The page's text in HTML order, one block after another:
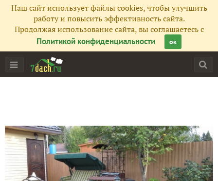
Наш сайт использует файлы cookies, чтобы улучшить
работу и повысить эффективность сайта.
Продолжая использование сайта, вы соглашаетесь с
Политикой конфиденциальности
ок
Главная
Фото 260
Сейчас обсуждают